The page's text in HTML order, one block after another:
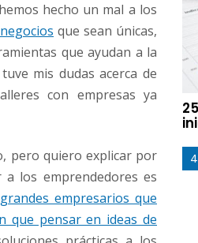
hecho un mal a los
que sean únicas,
que ayudan a la
mis dudas acerca de
con empresas ya
pero quiero explicar por
los emprendedores es
empresarios que
que pensar en ideas de